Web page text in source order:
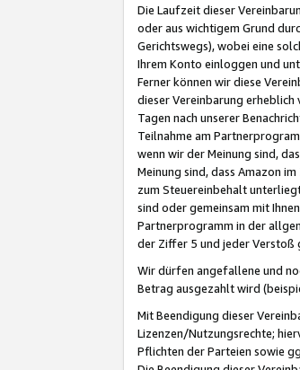
Die Laufzeit dieser
oder aus wichtigem Grund
Gerichtswegs), wobei eine
Ihrem Konto einloggen und
Ferner können wir diese
dieser Vereinbarung
Tagen nach unserer
Teilnahme am
wenn wir der Meinung sind,
Meinung sind, dass Amazon
zum Steuereinbehalt
sind oder gemeinsam mit
Partnerprogramm in der
der Ziffer 5 und jeder Verstoß
Wir dürfen angefallene und
Betrag ausgezahlt wird
Mit Beendigung dieser
Lizenzen/Nutzungsrechte;
Pflichten der Parteien sowie